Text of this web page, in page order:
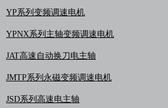
YP系列变频调速电机
YPNX系列主轴变频调速电机
JAT高速自动换刀电主轴
JMTP系列永磁变频调速电机
JSD系列高速电主轴